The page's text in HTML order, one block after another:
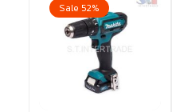
Sale 52%